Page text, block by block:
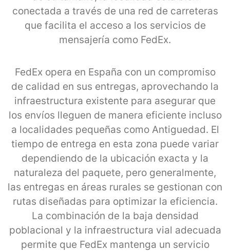
conectada a través de una red de carreteras
que facilita el acceso a los servicios de
mensajería como FedEx.
FedEx opera en España con un compromiso
de calidad en sus entregas, aprovechando la
infraestructura existente para asegurar que
los envíos lleguen de manera eficiente incluso
a localidades pequeñas como Antiguedad. El
tiempo de entrega en esta zona puede variar
dependiendo de la ubicación exacta y la
naturaleza del paquete, pero generalmente,
las entregas en áreas rurales se gestionan con
rutas diseñadas para optimizar la eficiencia.
La combinación de la baja densidad
poblacional y la infraestructura vial adecuada
permite que FedEx mantenga un servicio